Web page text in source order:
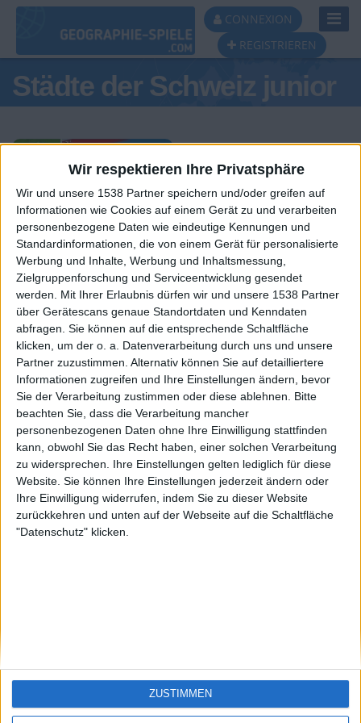
Wir respektieren Ihre Privatsphäre
Wir und unsere 1538 Partner speichern und/oder greifen auf
Informationen wie Cookies auf einem Gerät zu und verarbeiten
personenbezogene Daten wie eindeutige Kennungen und
Standardinformationen, die von einem Gerät für personalisierte
Werbung und Inhalte, Werbung und Inhaltsmessung,
Zielgruppenforschung und Serviceentwicklung gesendet
werden. Mit Ihrer Erlaubnis dürfen wir und unsere 1538 Partner
über Gerätescans genaue Standortdaten und Kenndaten
abfragen. Sie können auf die entsprechende Schaltfläche
klicken, um der o. a. Datenverarbeitung durch uns und unsere
Partner zuzustimmen. Alternativ können Sie auf detailliertere
Informationen zugreifen und Ihre Einstellungen ändern, bevor
Sie der Verarbeitung zustimmen oder diese ablehnen. Bitte
beachten Sie, dass die Verarbeitung mancher
personenbezogenen Daten ohne Ihre Einwilligung stattfinden
kann, obwohl Sie das Recht haben, einer solchen Verarbeitung
zu widersprechen. Ihre Einstellungen gelten lediglich für diese
Website. Sie können Ihre Einstellungen jederzeit ändern oder
Ihre Einwilligung widerrufen, indem Sie zu dieser Website
zurückkehren und unten auf der Webseite auf die Schaltfläche
"Datenschutz" klicken.
ZUSTIMMEN
CONNEXION
REGISTRIEREN
Städte der Schweiz junior
Tagespodest
#1
KXM aus der
Oberpfalz
#2
EnzRRh
#3
eek
Si vous êtes francophone, vous devriez allerici
🇺🇸 We noticed you’re visiting
from an English-speaking
country
Join our American version now and be
among the firsts to submit your score
on our leaderboards!
Let's visit GeoHeroes.com!